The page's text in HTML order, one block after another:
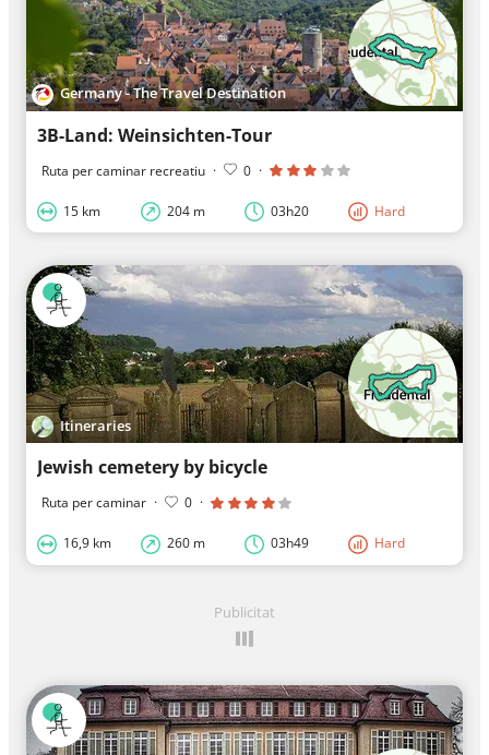
Germany - The Travel Destination
3B-Land: Weinsichten-Tour
Ruta per caminar recreatiu · 0 ·
15 km 204 m 03h20 Hard
Itineraries
Jewish cemetery by bicycle
Ruta per caminar · 0 ·
16,9 km 260 m 03h49 Hard
Publicitat